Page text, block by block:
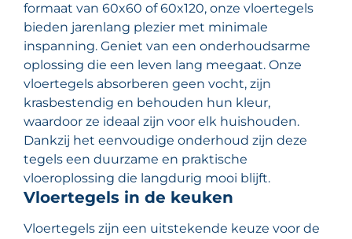
formaat van 60x60 of 60x120, onze vloertegels
bieden jarenlang plezier met minimale
inspanning. Geniet van een onderhoudsarme
oplossing die een leven lang meegaat. Onze
vloertegels absorberen geen vocht, zijn
krasbestendig en behouden hun kleur,
waardoor ze ideaal zijn voor elk huishouden.
Dankzij het eenvoudige onderhoud zijn deze
tegels een duurzame en praktische
vloeroplossing die langdurig mooi blijft.
Vloertegels in de keuken
Vloertegels zijn een uitstekende keuze voor de